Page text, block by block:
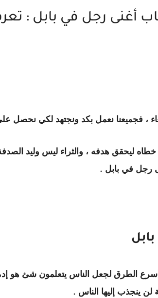
أغنى رجل في بابل :
، فجميعنا نعمل بكد ونجتهد لكي نحصل
ليحقق هدفه ، والثراء ليس وليد
رجل في بابل .
أسرع الطرق لجعل الناس يتعلمون شئ هو
ينجذب إليها الناس .